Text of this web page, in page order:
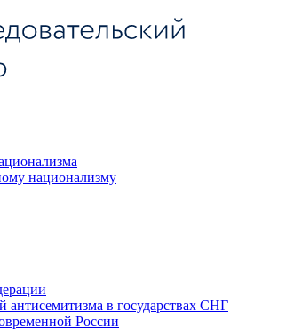
национализму
в государствах СНГ
России